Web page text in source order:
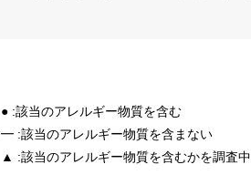
● :該当のアレルギー物質を含む
━ :該当のアレルギー物質を含まない
▲ :該当のアレルギー物質を含むかを調査中